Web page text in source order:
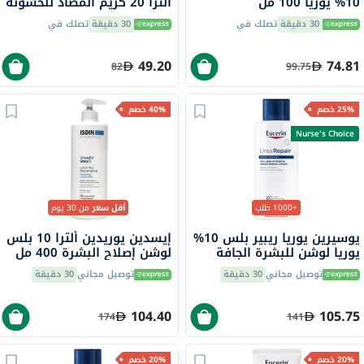
30 دقيقة تصلك في
74.81
99.75
50 مل 30 دقيقة تصلك في
49.20
82
25% خصم
Nurse's Choice
+1000 طلب
يوسيرين يوريا ريبير بلس 10%
يوريا لوشن للبشرة الجافة
والخشنة 250 ملتوصيل مجاني30 دقيقة
105.75
141
40% خصم
أقل سعرمن 30 يوم
إيسدين يوريدين ألترا 10 بلس
لوشن إصلاح البشرة 400 مل
توصيل مجاني30 دقيقة
104.40
174
20% خصم
20% خصم